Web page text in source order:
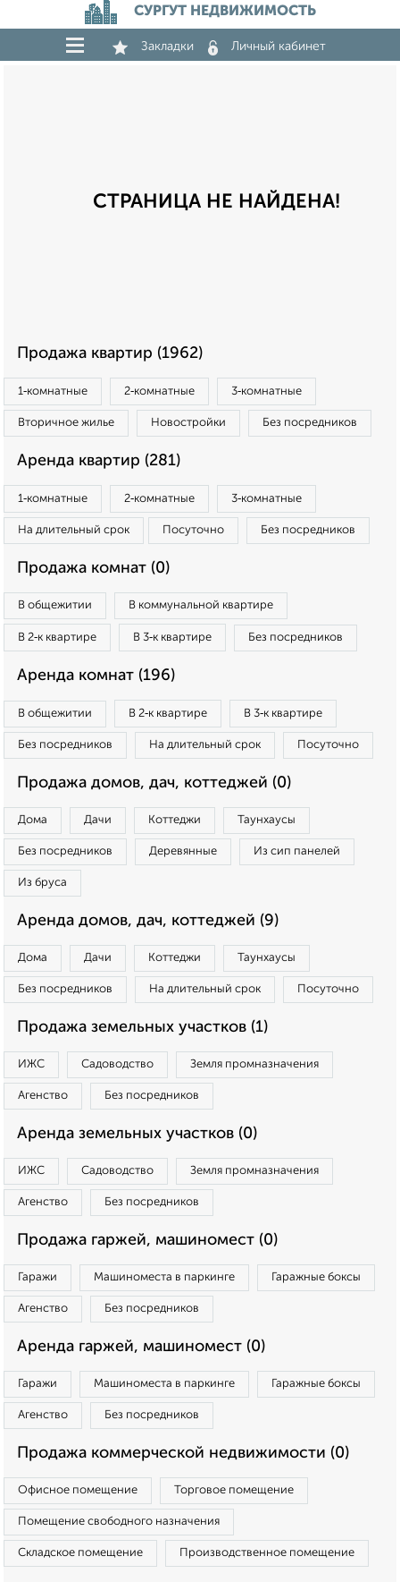
СУРГУТ НЕДВИЖИМОСТЬ
Закладки Личный кабинет
СТРАНИЦА НЕ НАЙДЕНА!
Продажа квартир (1962)
1‑комнатные 2‑комнатные 3‑комнатные
Вторичное жилье Новостройки Без посредников
Аренда квартир (281)
1‑комнатные 2‑комнатные 3‑комнатные
На длительный срок Посуточно Без посредников
Продажа комнат (0)
В общежитии В коммунальной квартире
В 2‑к квартире В 3‑к квартире Без посредников
Аренда комнат (196)
В общежитии В 2‑к квартире В 3‑к квартире
Без посредников На длительный срок Посуточно
Продажа домов, дач, коттеджей (0)
Дома Дачи Коттеджи Таунхаусы
Без посредников Деревянные Из сип панелей
Из бруса
Аренда домов, дач, коттеджей (9)
Дома Дачи Коттеджи Таунхаусы
Без посредников На длительный срок Посуточно
Продажа земельных участков (1)
ИЖС Садоводство Земля промназначения
Агенство Без посредников
Аренда земельных участков (0)
ИЖС Садоводство Земля промназначения
Агенство Без посредников
Продажа гаржей, машиномест (0)
Гаражи Машиноместа в паркинге Гаражные боксы
Агенство Без посредников
Аренда гаржей, машиномест (0)
Гаражи Машиноместа в паркинге Гаражные боксы
Агенство Без посредников
Продажа коммерческой недвижимости (0)
Офисное помещение Торговое помещение
Помещение свободного назначения
Складское помещение Производственное помещение